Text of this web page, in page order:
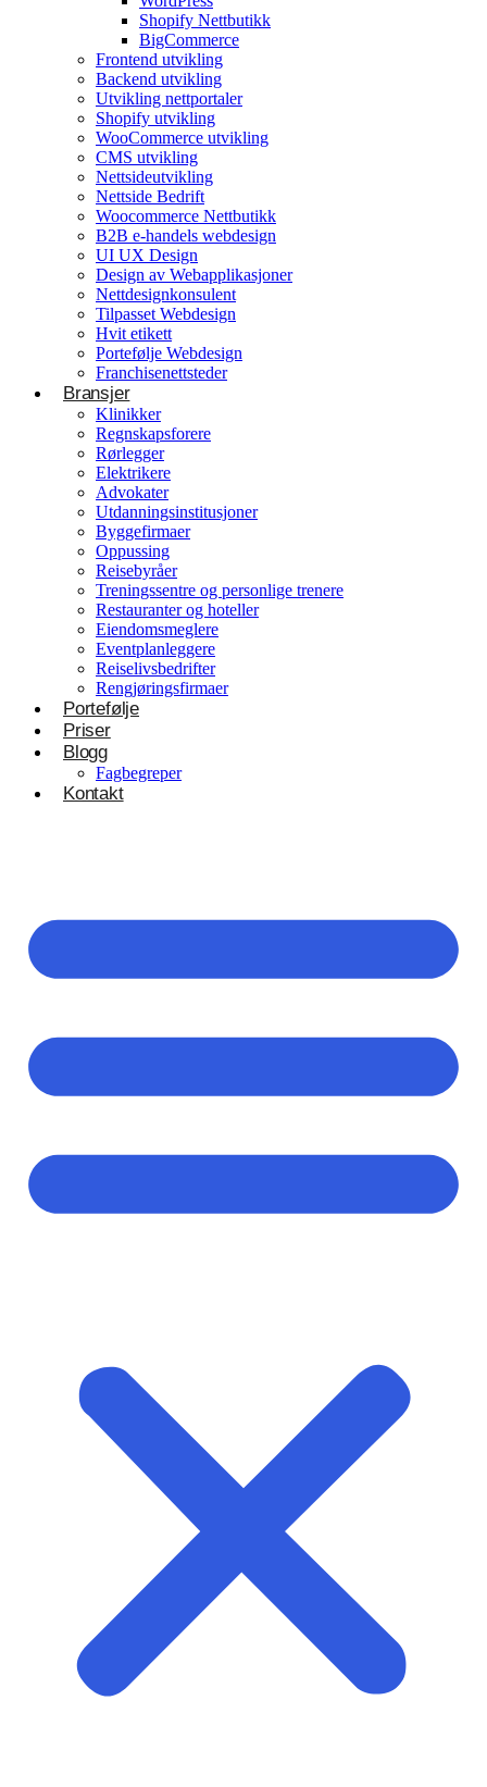
Shopify Nettbutikk
BigCommerce
Frontend utvikling
Backend utvikling
Utvikling nettportaler
Shopify utvikling
WooCommerce utvikling
CMS utvikling
Nettsideutvikling
Nettside Bedrift
Woocommerce Nettbutikk
B2B e-handels webdesign
UI UX Design
Design av Webapplikasjoner
Nettdesignkonsulent
Tilpasset Webdesign
Hvit etikett
Portefølje Webdesign
Franchisenettsteder
Bransjer
Klinikker
Regnskapsforere
Rørlegger
Elektrikere
Advokater
Utdanningsinstitusjoner
Byggefirmaer
Oppussing
Reisebyråer
Treningssentre og personlige trenere
Restauranter og hoteller
Eiendomsmeglere
Eventplanleggere
Reiselivsbedrifter
Rengjøringsfirmaer
Portefølje
Priser
Blogg
Fagbegreper
Kontakt
Konsulentvirksomhet og partnerskap
Nettdesignkonsulent
Hvit etikett
E-handelsløsning
Woocommerce Nettbutikk
Shopify utvikling
WooCommerce utvikling
Betjener
WordPress
Shopify Nettbutikk
BigCommerce
Ønsker du å bygge din tilstedeværelse på nett i
Norge?
Få et tilbud
Byggetjenester
Byggefirmaer